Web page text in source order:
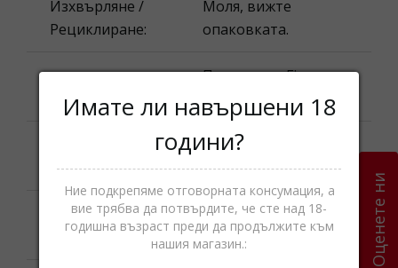
Изхвърляне /
Рециклиране:
Моля, вижте
опаковката.
Подправки,Fine
Food ,Храни
на продукта:
La Collina Toscana
Най-добър до:
Моля, вижте
опаковката.
Оценете ни
Имате ли навършени 18
години?
Ние подкрепяме отговорната консумация, а
вие трябва да потвърдите, че сте над 18-
годишна възраст преди да продължите към
нашия магазин.: